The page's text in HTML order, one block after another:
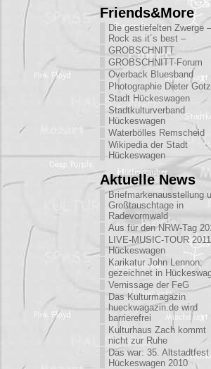
Friends&More
Die gestiefelten Zwerge –
Rock as it´s best –
GROBSCHNITT
GROBSCHNITT-Forum
Overback Bluesband
Photographie Dieter
Stadt Hückeswagen
Stadtkulturverband
Hückeswagen
Waterbölles Remscheid
Wikipedia der Stadt
Hückeswagen
Aktuelle News
Briefmarkenausstellung
Großtauschtage in
Radevormwald
Aus für den NRW-Tag
LIVE-MUSIC-TOUR
Hückeswagen
Karikatur John Lennon:
gezeichnet in
Vernissage der FeG
Das Kulturmagazin
hueckwagazin.de wird
barrierefrei
Kulturhaus Zach kommt
nicht zur Ruhe
Das war: 35. Altstadtfest
Hückeswagen 2010